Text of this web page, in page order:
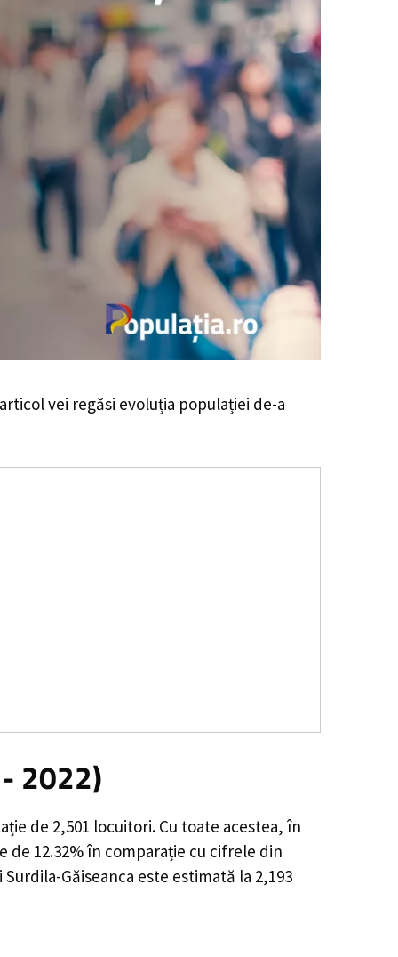
vei regăsi evoluția populației de-a
2022)
de 2,501 locuitori. Cu toate acestea, în
de 12.32%în comparație cu cifrele din
Găiseanca este estimată la 2,193